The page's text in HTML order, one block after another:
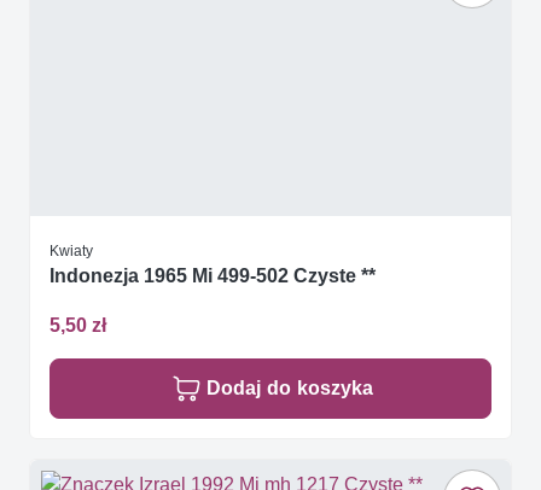
Kwiaty
Indonezja 1965 Mi 499-502 Czyste **
5,50 zł
Dodaj do koszyka